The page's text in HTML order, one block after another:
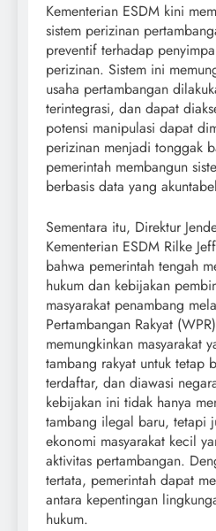
Kementerian ESDM kini
sistem perizinan
preventif terhadap
perizinan. Sistem ini
usaha pertambangan
terintegrasi, dan dapat
potensi manipulasi dapat
perizinan menjadi tonggak
pemerintah membangun
berbasis data yang
Sementara itu, Direktur
Kementerian ESDM Rilke
bahwa pemerintah tengah
hukum dan kebijakan
masyarakat penambang
Pertambangan Rakyat
memungkinkan masyarakat
tambang rakyat untuk tetap
terdaftar, dan diawasi
kebijakan ini tidak hanya
tambang ilegal baru, tetapi
ekonomi masyarakat kecil
aktivitas pertambangan.
tertata, pemerintah dapat
antara kepentingan
hukum.